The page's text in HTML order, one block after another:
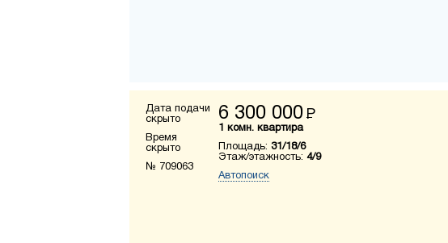
Дата подачи
скрыто
Время
скрыто
№ 709063
6 300 000 Р
1 комн. квартира
Площадь: 31/18/6
Этаж/этажность: 4/9
Автопоиск